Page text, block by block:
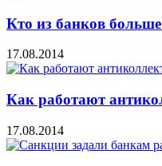
Кто из банков
17.08.2014
Как работают
17.08.2014